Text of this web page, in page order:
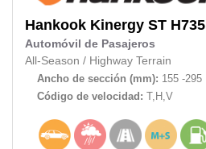
Hankook Kinergy ST H735
Automóvil de Pasajeros
All-Season / Highway Terrain
Ancho de sección (mm): 155 -295
Código de velocidad: T,H,V